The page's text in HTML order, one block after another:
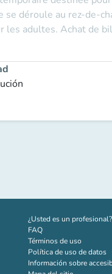
déroule au rez-de-
les adultes. Achat de
¿Usted es un profesional?
FAQ
Términos de uso
Política de uso de datos
Información sobre